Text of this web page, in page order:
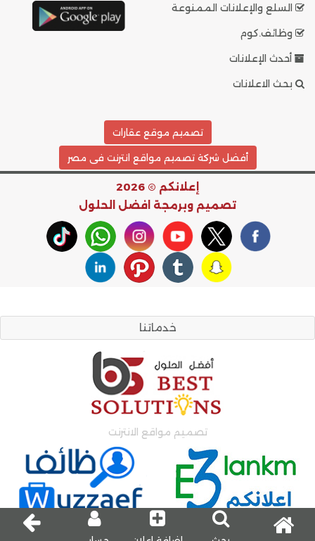
السلع والإعلانات الممنوعة
وظائف.كوم
أحدث الإعلانات
بحث الاعلانات
تصميم موقع عقارات
أفضل شركة تصميم مواقع انترنت فى مصر
إعلانكم © 2026
تصميم وبرمجة افضل الحلول
خدماتنا
تصميم مواقع الانترنت
اعلانات مبوبة اعلانات وظائف